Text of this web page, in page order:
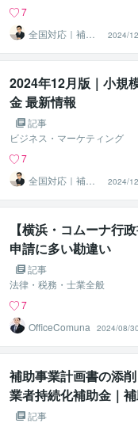
7
全国対応｜補助
金コンシェルジ
ュ練馬
2024/
2024年12月版｜小規
金 最新情報
記事
ビジネス・マーケティング
7
全国対応｜補助
金コンシェルジ
ュ練馬
2024/
【横浜・コムーナ行
申請に多い勘違い
記事
法律・税務・士業全般
7
OfficeComuna
2024/08/30
補助事業計画書の添
業者持続化補助金｜
記事